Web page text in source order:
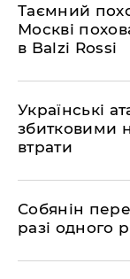
​Таємний
Москві
в Balzi Rossi
​Українські
збитковими
втрати
​Собянін
разі одного